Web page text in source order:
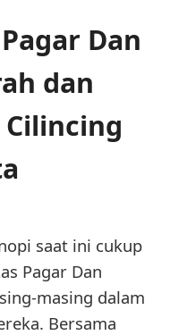
Dan
dan
saat ini cukup
Pagar Dan
masing dalam
Bersama